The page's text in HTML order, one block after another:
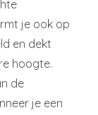
je ook op
en dekt
hoogte.
de
je een